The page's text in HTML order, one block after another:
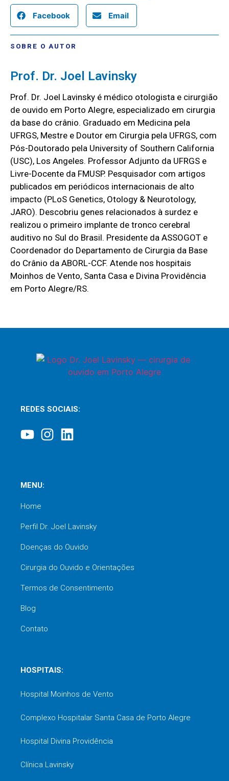
Facebook Email
SOBRE O AUTOR
Prof. Dr. Joel Lavinsky
Prof. Dr. Joel Lavinsky é médico otologista e cirurgião
de ouvido em Porto Alegre, especializado em cirurgia
da base do crânio. Graduado em Medicina pela
UFRGS, Mestre e Doutor em Cirurgia pela UFRGS, com
Pós-Doutorado pela University of Southern California
(USC), Los Angeles. Professor Adjunto da UFRGS e
Livre-Docente da FMUSP. Pesquisador com artigos
publicados em periódicos internacionais de alto
impacto (PLoS Genetics, Otology & Neurotology,
JARO). Descobriu genes relacionados à surdez e
realizou o primeiro implante de tronco cerebral
auditivo no Sul do Brasil. Presidente da ASSOGOT e
Coordenador do Departamento de Cirurgia da Base
do Crânio da ABORL-CCF. Atende nos hospitais
Moinhos de Vento, Santa Casa e Divina Providência
em Porto Alegre/RS.
REDES SOCIAIS:
MENU:
Home
Perfil Dr. Joel Lavinsky
Doenças do Ouvido
Cirurgia do Ouvido e Orientações
Termos de Consentimento
Blog
Contato
HOSPITAIS:
Hospital Moinhos de Vento
Complexo Hospitalar Santa Casa de Porto Alegre
Hospital Divina Providência
Clínica Lavinsky